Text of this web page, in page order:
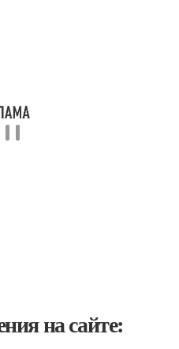
на сайте: